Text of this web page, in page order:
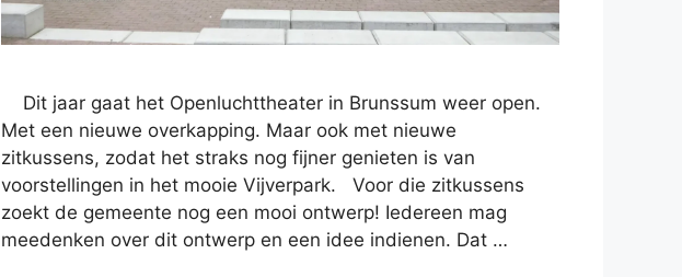
Dit jaar gaat het Openluchttheater in Brunssum weer open.
Met een nieuwe overkapping. Maar ook met nieuwe
zitkussens, zodat het straks nog fijner genieten is van
voorstellingen in het mooie Vijverpark. Voor die zitkussens
zoekt de gemeente nog een mooi ontwerp! Iedereen mag
meedenken over dit ontwerp en een idee indienen. Dat …